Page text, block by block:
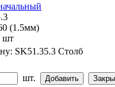
(1.5мм)
шт
SK51.35.3 Столб
шт.